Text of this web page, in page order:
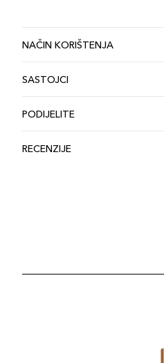
NAČIN KORIŠTENJA
SASTOJCI
PODIJELITE
RECENZIJE